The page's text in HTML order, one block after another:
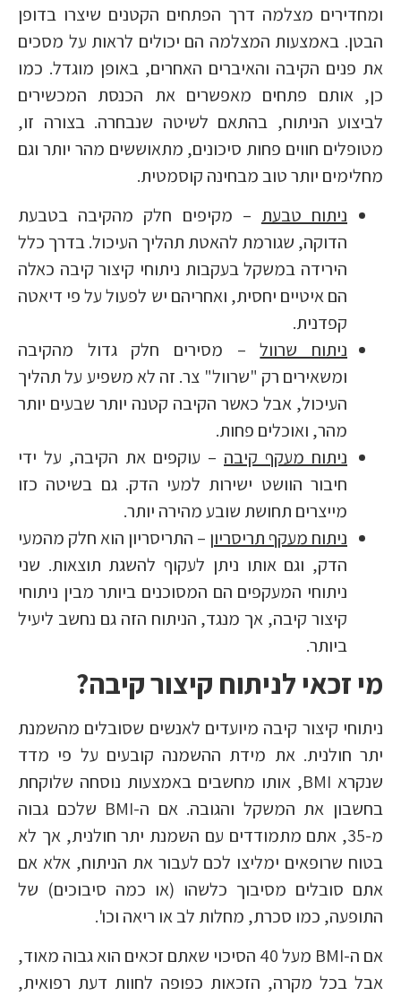
ומחדירים מצלמה דרך הפתחים הקטנים שיצרו בדופן
הבטן. באמצעות המצלמה הם יכולים לראות על מסכים
את פנים הקיבה והאיברים האחרים, באופן מוגדל. כמו
כן, אותם פתחים מאפשרים את הכנסת המכשירים
לביצוע הניתוח, בהתאם לשיטה שנבחרה. בצורה זו,
מטופלים חווים פחות סיכונים, מתאוששים מהר יותר וגם
מחלימים יותר טוב מבחינה קוסמטית.
ניתוח טבעת – מקיפים חלק מהקיבה בטבעת
הדוקה, שגורמת להאטת תהליך העיכול. בדרך כלל
הירידה במשקל בעקבות ניתוחי קיצור קיבה כאלה
הם איטיים יחסית, ואחריהם יש לפעול על פי דיאטה
קפדנית.
ניתוח שרוול– מסירים חלק גדול מהקיבה
ומשאירים רק "שרוול" צר. זה לא משפיע על תהליך
העיכול, אבל כאשר הקיבה קטנה יותר שבעים יותר
מהר, ואוכלים פחות.
ניתוח מעקף קיבה – עוקפים את הקיבה, על ידי
חיבור הוושט ישירות למעי הדק. גם בשיטה כזו
מייצרים תחושת שובע מהירה יותר.
ניתוח מעקף תריסריון – התריסריון הוא חלק מהמעי
הדק, וגם אותו ניתן לעקוף להשגת תוצאות. שני
ניתוחי המעקפים הם המסוכנים ביותר מבין ניתוחי
קיצור קיבה, אך מנגד, הניתוח הזה גם נחשב ליעיל
ביותר.
מי זכאי לניתוח קיצור קיבה?
ניתוחי קיצור קיבה מיועדים לאנשים שסובלים מהשמנת
יתר חולנית. את מידת ההשמנה קובעים על פי מדד
שנקרא BMI, אותו מחשבים באמצעות נוסחה שלוקחת
בחשבון את המשקל והגובה. אם ה-BMI שלכם גבוה
מ-35, אתם מתמודדים עם השמנת יתר חולנית, אך לא
בטוח שרופאים ימליצו לכם לעבור את הניתוח, אלא אם
אתם סובלים מסיבוך כלשהו (או כמה סיבוכים) של
התופעה, כמו סכרת, מחלות לב או ריאה וכו'.
אם ה-BMI מעל 40 הסיכוי שאתם זכאים הוא גבוה מאוד,
אבל בכל מקרה, הזכאות כפופה לחוות דעת רפואית,